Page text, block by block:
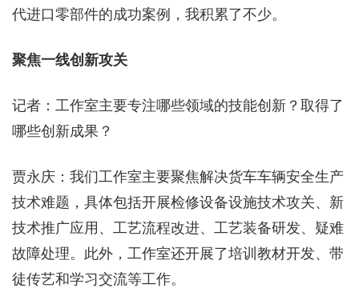
代进口零部件的成功案例，我积累了不少。
聚焦一线创新攻关
记者：工作室主要专注哪些领域的技能创新？取得了
哪些创新成果？
贾永庆：我们工作室主要聚焦解决货车车辆安全生产
技术难题，具体包括开展检修设备设施技术攻关、新
技术推广应用、工艺流程改进、工艺装备研发、疑难
故障处理。此外，工作室还开展了培训教材开发、带
徒传艺和学习交流等工作。